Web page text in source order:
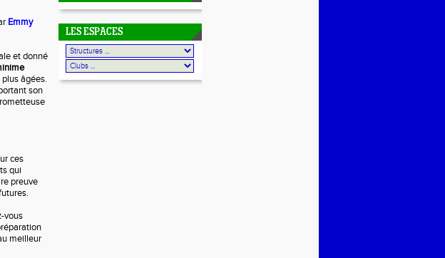
Emmy
et donné
âgées.
son
ces
qui
preuve
vous
meilleur
LES ESPACES